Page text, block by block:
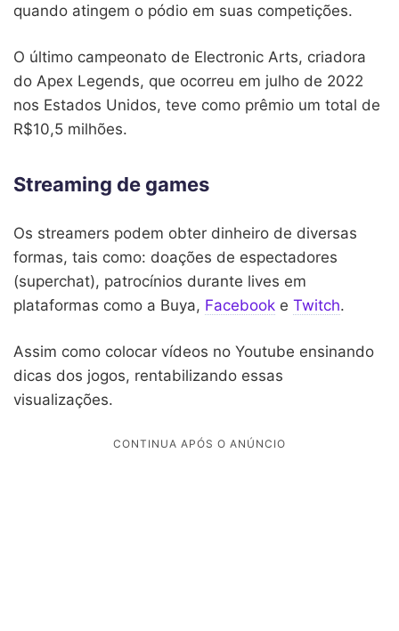
quando atingem o pódio em suas competições.
O último campeonato de Electronic Arts, criadora
do Apex Legends, que ocorreu em julho de 2022
nos Estados Unidos, teve como prêmio um total de
R$10,5 milhões.
Streaming de games
Os streamers podem obter dinheiro de diversas
formas, tais como: doações de espectadores
(superchat), patrocínios durante lives em
plataformas como a Buya, Facebook e Twitch.
Assim como colocar vídeos no Youtube ensinando
dicas dos jogos, rentabilizando essas
visualizações.